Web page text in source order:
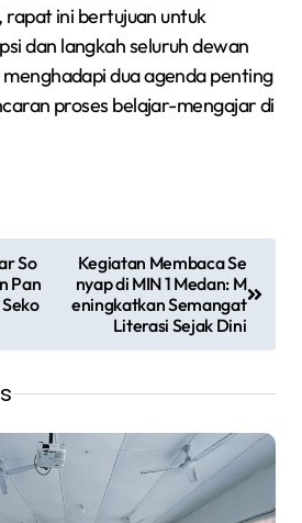
rapat ini bertujuan untuk
dan langkah seluruh dewan
dua agenda penting
proses belajar-mengajar di
So
Pan
Kegiatan Membaca Se
nyap di MIN 1 Medan: M
eningkatkan Semangat
Literasi Sejak Dini